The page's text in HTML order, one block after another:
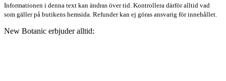
Informationen i denna text kan ändras över tid. Kontrollera därför alltid vad
som gäller på butikens hemsida. Refunder kan ej göras ansvarig för innehållet.
New Botanic erbjuder alltid: